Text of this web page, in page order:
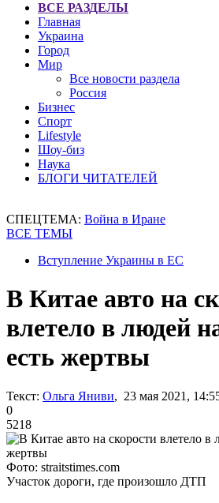
ВСЕ РАЗДЕЛЫ
Главная
Украина
Город
Мир
Все новости раздела
Россия
Бизнес
Спорт
Lifestyle
Шоу-биз
Наука
БЛОГИ ЧИТАТЕЛЕЙ
СПЕЦТЕМА: Война в Иране
ВСЕ ТЕМЫ
Вступление Украины в ЕС
В Китае авто на
влетело в людей
есть жертвы
Текст: Ольга Яниви, 23 мая 2021,
0
5218
Фото: straitstimes.com
Участок дороги, где произошло ДТП